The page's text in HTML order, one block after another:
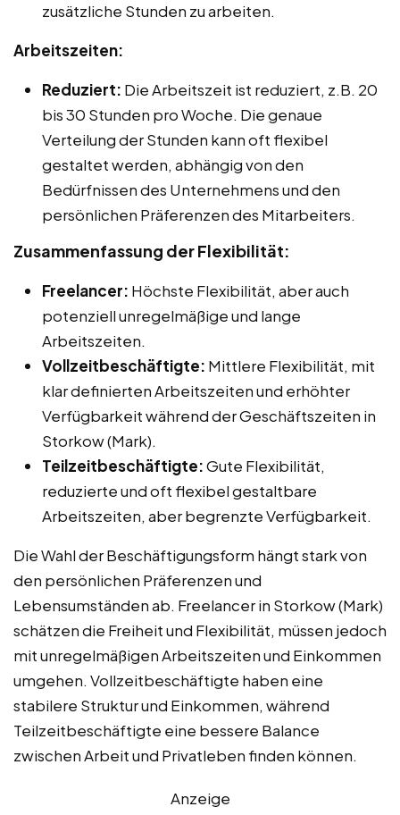
zusätzliche Stunden zu arbeiten.
Arbeitszeiten:
Reduziert: Die Arbeitszeit ist reduziert, z.B. 20
bis 30 Stunden pro Woche. Die genaue
Verteilung der Stunden kann oft flexibel
gestaltet werden, abhängig von den
Bedürfnissen des Unternehmens und den
persönlichen Präferenzen des Mitarbeiters.
Zusammenfassung der Flexibilität:
Freelancer: Höchste Flexibilität, aber auch
potenziell unregelmäßige und lange
Arbeitszeiten.
Vollzeitbeschäftigte: Mittlere Flexibilität, mit
klar definierten Arbeitszeiten und erhöhter
Verfügbarkeit während der Geschäftszeiten in
Storkow (Mark).
Teilzeitbeschäftigte:Gute Flexibilität,
reduzierte und oft flexibel gestaltbare
Arbeitszeiten, aber begrenzte Verfügbarkeit.
Die Wahl der Beschäftigungsform hängt stark von
den persönlichen Präferenzen und
Lebensumständen ab. Freelancer in Storkow (Mark)
schätzen die Freiheit und Flexibilität, müssen jedoch
mit unregelmäßigen Arbeitszeiten und Einkommen
umgehen. Vollzeitbeschäftigte haben eine
stabilere Struktur und Einkommen, während
Teilzeitbeschäftigte eine bessere Balance
zwischen Arbeit und Privatleben finden können.
Anzeige